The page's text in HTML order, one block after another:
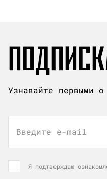
Узнавайте первыми
Введите e-mail
Я подтверждаю